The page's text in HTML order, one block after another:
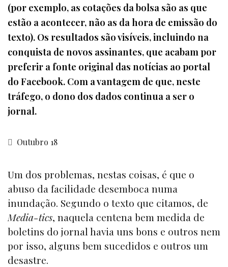
(por exemplo, as cotações da bolsa são as que
estão a acontecer, não as da hora de emissão do
texto). Os resultados são visíveis, incluindo na
conquista de novos assinantes, que acabam por
preferir a fonte original das notícias ao portal
do Facebook. Com a vantagem de que, neste
tráfego, o dono dos dados continua a ser o
jornal.
Outubro 18
Um dos problemas, nestas coisas, é que o
abuso da facilidade desemboca numa
inundação. Segundo o texto que citamos, de
Media-tics, naquela centena bem medida de
boletins do jornal havia uns bons e outros nem
por isso, alguns bem sucedidos e outros um
desastre.